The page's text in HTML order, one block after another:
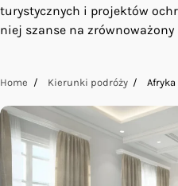
turystycznych i projektów
niej szanse na zrównoważony
Home Kierunki podróży Afryka